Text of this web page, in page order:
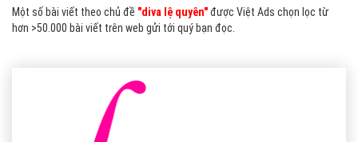
Một số bài viết theo chủ đề "diva lệ quyên"được Việt Ads chọn lọc từ
hơn >50.000 bài viết trên web gửi tới quý bạn đọc.